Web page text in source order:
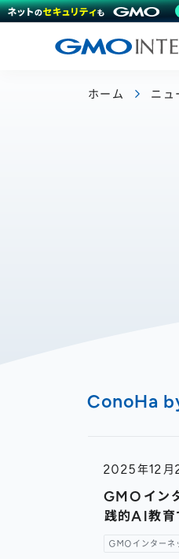
ホーム ニュ
ConoHa
2025年12月
GMOイン
践的AI教育
GMOインターネ